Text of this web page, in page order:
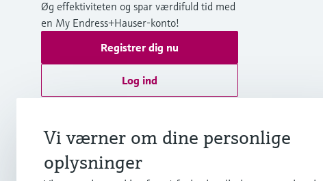
Øg effektiviteten og spar værdifuld tid med
en My Endress+Hauser-konto!
Registrer dig nu
Log ind
Endress+Hauser A/S
Danmark
Vi værner om dine personlige
oplysninger